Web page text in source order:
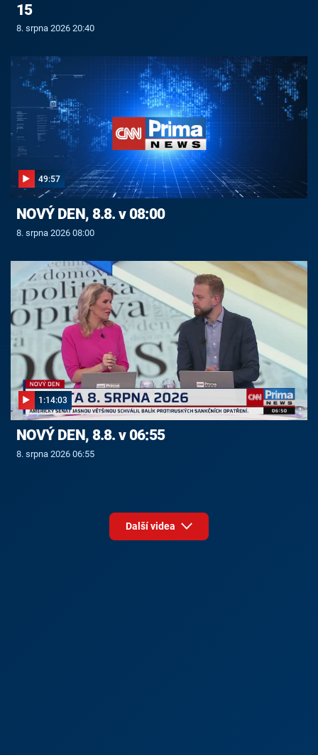
15
8. srpna 2026 20:40
49:57
NOVÝ DEN, 8.8. v 08:00
8. srpna 2026 08:00
1:14:03
NOVÝ DEN, 8.8. v 06:55
8. srpna 2026 06:55
Další videa